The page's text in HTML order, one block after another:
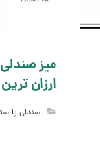
میز
ارزان
صندلی